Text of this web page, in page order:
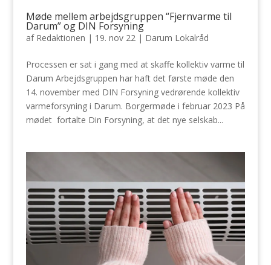
Møde mellem arbejdsgruppen “Fjernvarme til
Darum” og DIN Forsyning
af Redaktionen | 19. nov 22| Darum Lokalråd
Processen er sat i gang med at skaffe kollektiv varme til
Darum Arbejdsgruppen har haft det første møde den
14. november med DIN Forsyning vedrørende kollektiv
varmeforsyning i Darum. Borgermøde i februar 2023 På
mødet fortalte Din Forsyning, at det nye selskab...